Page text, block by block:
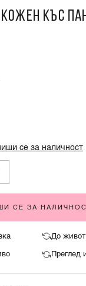
КОЖЕН КЪС
се за наличност
СЕ ЗА
До
Преглед